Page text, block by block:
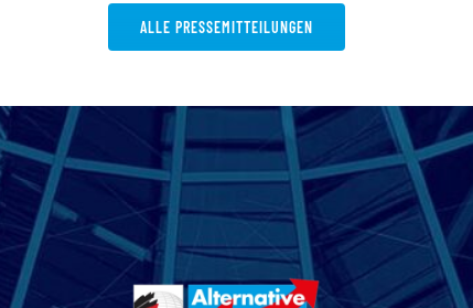
ALLE PRESSEMITTEILUNGEN